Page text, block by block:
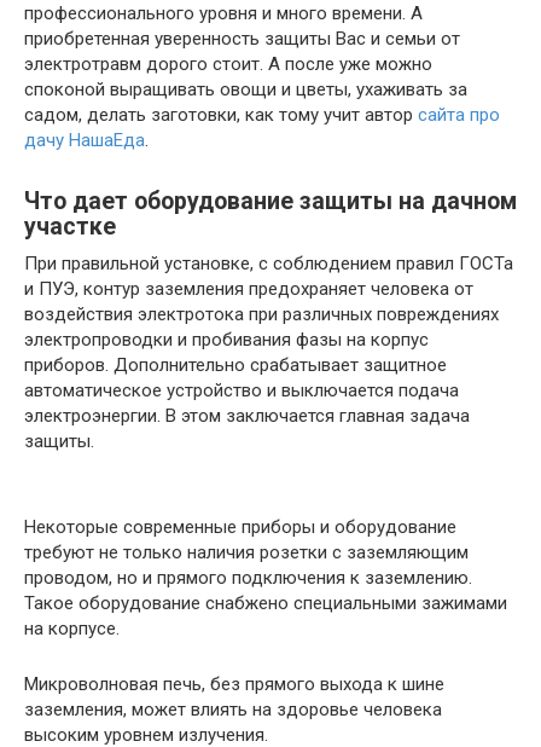
профессионального уровня и много времени. А
приобретенная уверенность защиты Вас и семьи от
электротравм дорого стоит. А после уже можно
споконой выращивать овощи и цветы, ухаживать за
садом, делать заготовки, как тому учит автор сайта про
дачу НашаЕда.
Что дает оборудование защиты на дачном
участке
При правильной установке, с соблюдением правил ГОСТа
и ПУЭ, контур заземления предохраняет человека от
воздействия электротока при различных повреждениях
электропроводки и пробивания фазы на корпус
приборов. Дополнительно срабатывает защитное
автоматическое устройство и выключается подача
электроэнергии. В этом заключается главная задача
защиты.
Некоторые современные приборы и оборудование
требуют не только наличия розетки с заземляющим
проводом, но и прямого подключения к заземлению.
Такое оборудование снабжено специальными зажимами
на корпусе.
Микроволновая печь, без прямого выхода к шине
заземления, может влиять на здоровье человека
высоким уровнем излучения.